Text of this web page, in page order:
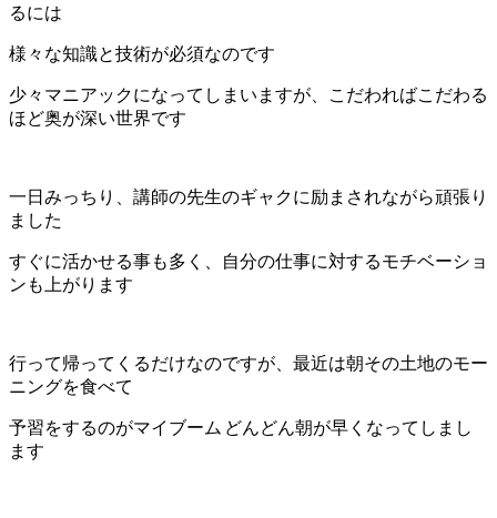
るには
様々な知識と技術が必須なのです
少々マニアックになってしまいますが、こだわればこだわる
ほど奥が深い世界です
一日みっちり、講師の先生のギャクに励まされながら頑張り
ました
すぐに活かせる事も多く、自分の仕事に対するモチベーショ
ンも上がります
行って帰ってくるだけなのですが、最近は朝その土地のモー
ニングを食べて
予習をするのがマイブーム どんどん朝が早くなってしまし
ます